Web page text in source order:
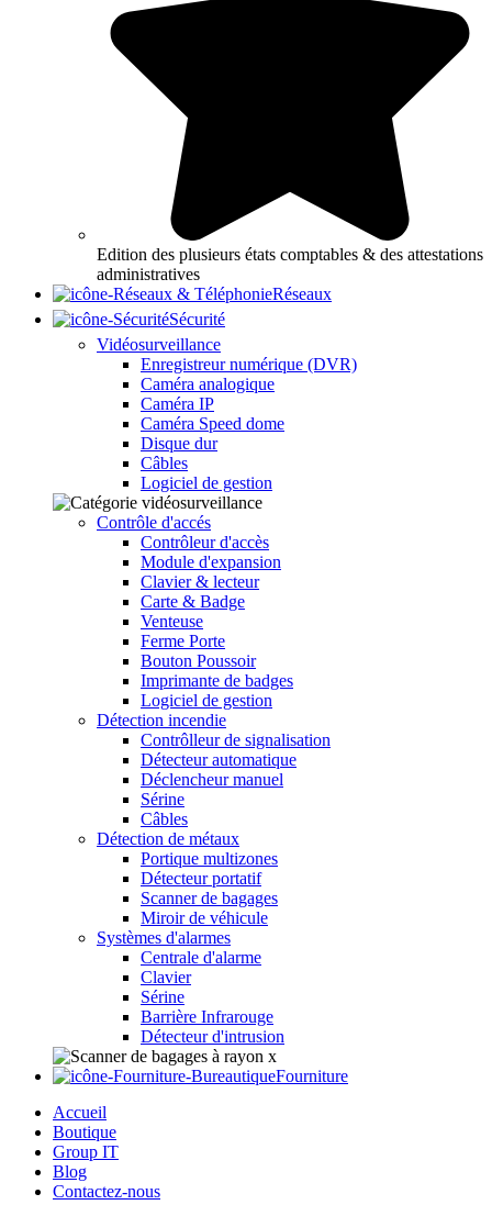
Edition des plusieurs états comptables & des attestations
administratives
Réseaux
Sécurité
Vidéosurveillance
Enregistreur numérique (DVR)
Caméra analogique
Caméra IP
Caméra Speed dome
Disque dur
Câbles
Logiciel de gestion
Contrôle d'accés
Contrôleur d'accès
Module d'expansion
Clavier & lecteur
Carte & Badge
Venteuse
Ferme Porte
Bouton Poussoir
Imprimante de badges
Logiciel de gestion
Détection incendie
Contrôlleur de signalisation
Détecteur automatique
Déclencheur manuel
Sérine
Câbles
Détection de métaux
Portique multizones
Détecteur portatif
Scanner de bagages
Miroir de véhicule
Systèmes d'alarmes
Centrale d'alarme
Clavier
Sérine
Barrière Infrarouge
Détecteur d'intrusion
Fourniture
Accueil
Boutique
Group IT
Blog
Contactez-nous